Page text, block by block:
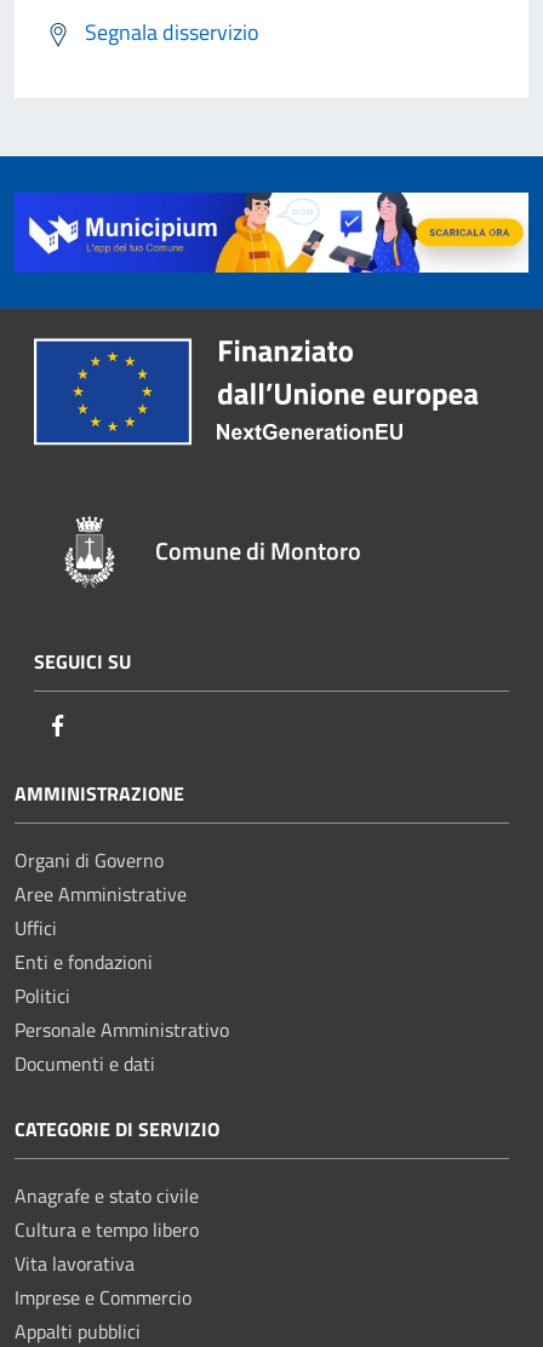
Segnala disservizio
Comune di Montoro
SEGUICI SU
AMMINISTRAZIONE
Organi di Governo
Aree Amministrative
Uffici
Enti e fondazioni
Politici
Personale Amministrativo
Documenti e dati
CATEGORIE DI SERVIZIO
Anagrafe e stato civile
Cultura e tempo libero
Vita lavorativa
Imprese e Commercio
Appalti pubblici